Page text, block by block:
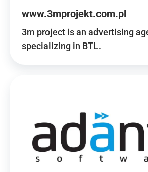
www.3mprojekt.com.pl
3m project is an advertising
specializing in BTL.